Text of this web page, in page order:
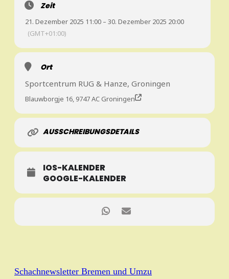
Zeit
21. Dezember 2025 11:00 – 30. Dezember 2025 20:00
(GMT+01:00)
Ort
Sportcentrum RUG & Hanze, Groningen
Blauwborgje 16, 9747 AC Groningen
AUSSCHREIBUNGSDETAILS
IOS-KALENDER
GOOGLE-KALENDER
Schachnewsletter Bremen und Umzu